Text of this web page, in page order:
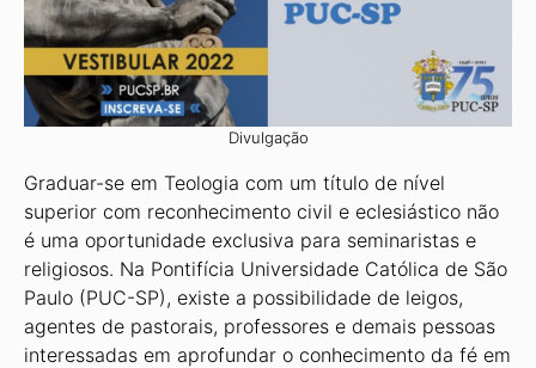
Divulgação
Graduar-se em Teologia com um título de nível
superior com reconhecimento civil e eclesiástico não
é uma oportunidade exclusiva para seminaristas e
religiosos. Na Pontifícia Universidade Católica de São
Paulo (PUC-SP), existe a possibilidade de leigos,
agentes de pastorais, professores e demais pessoas
interessadas em aprofundar o conhecimento da fé em